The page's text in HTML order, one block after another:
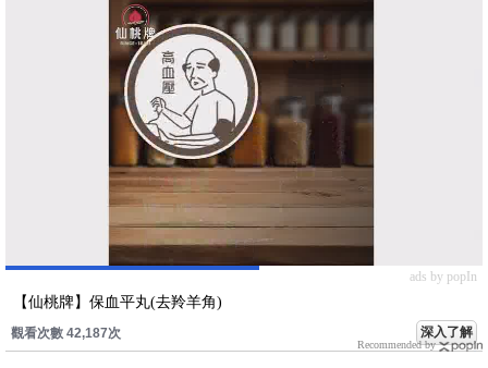
ads by popIn
【仙桃牌】保血平丸(去羚羊角)
觀看次數 42,187次 深入了解
Recommended by